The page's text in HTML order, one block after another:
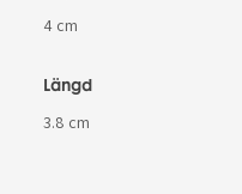
4 cm
Längd
3.8 cm